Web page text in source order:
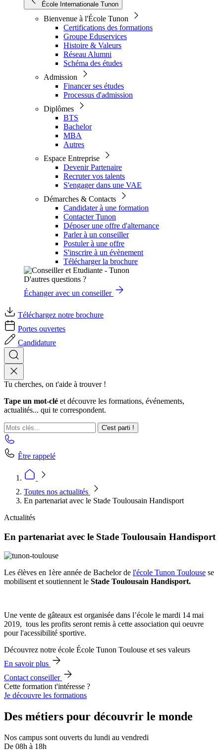
École Internationale Tunon
Bienvenue à l'École Tunon
Certifications des formations
Groupe Eduservices
Histoire & Valeurs
Réseau Alumni
Schéma des études
Admission
Financer ses études
Processus d'admission
Diplômes
BTS
Bachelor
MBA
Autres
Espace Entreprise
Devenir Partenaire
Recruter vos talents
S'engager dans une VAE
Démarches & Contacts
Candidater à une formation
Contacter Tunon
Déposer une offre d'alternance
Parler à un conseiller
Postuler à une offre
S'inscrire à un évènement
Télécharger la brochure
D'autres questions ?
Échanger avec un conseiller
Téléchargez notre brochure
Portes ouvertes
Candidature
Tu cherches, on t'aide à trouver !
Tape un mot-clé et découvre les formations, événements,
actualités... qui te correspondent.
C'est parti !
Être rappelé
Toutes nos actualités
En partenariat avec le Stade Toulousain Handisport
Actualités
En partenariat avec le Stade Toulousain Handisport
Les élèves en 1ère année de Bachelor de l'école Tunon Toulouse se
mobilisent et soutiennent le Stade Toulousain Handisport.
Une vente de gâteaux est organisée dans l’école le mardi 14 mai
2019, tous les profits seront remis à cette association qui oeuvre
pour l'acessibilité sportive.
Découvrez notre école École Tunon Toulouse et ses valeurs
En savoir plus
Contact conseiller
Cette formation t'intéresse ?
Je découvre les formations
Des métiers pour découvrir le monde
Nos campus sont ouverts du lundi au vendredi
De 08h à 18h